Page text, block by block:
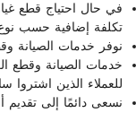
في حال احتياج قطع
تكلفة إضافية حسب
نوفر خدمات الصيانة
خدمات الصيانة وقطع
للعملاء الذين
نسعى دائمًا إلى تقديم